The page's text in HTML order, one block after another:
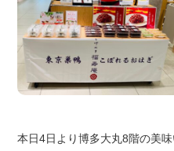
本日4日より博多大丸8階の美